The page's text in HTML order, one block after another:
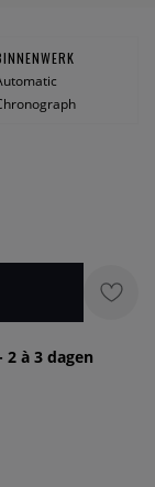
à 3 dagen